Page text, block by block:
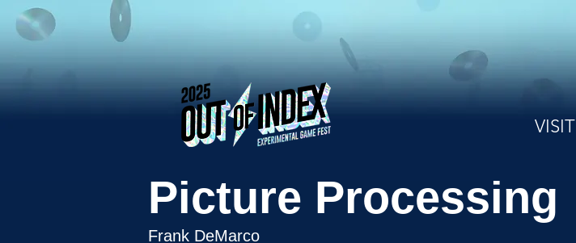
VISIT
Picture Processing
Frank DeMarco